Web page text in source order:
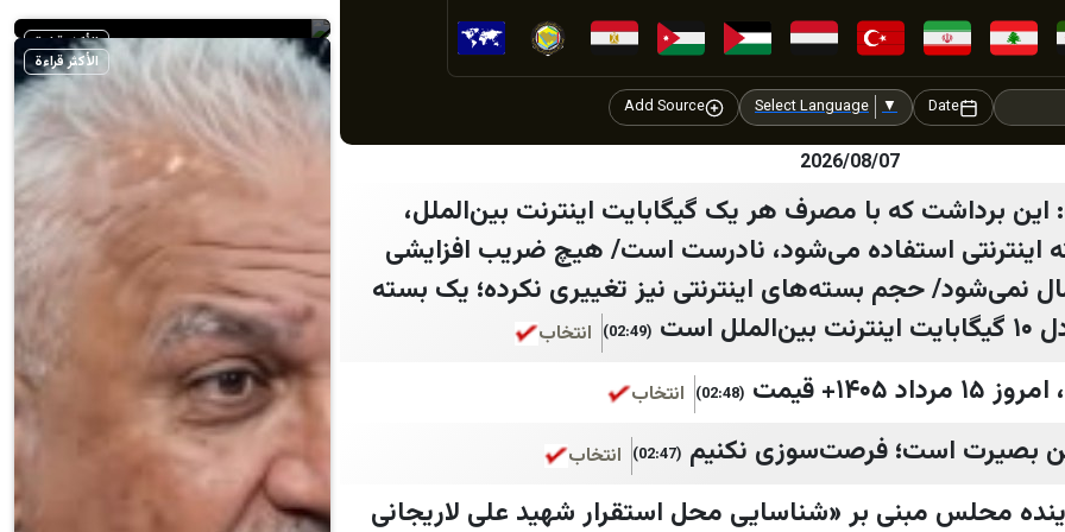
Date
Select Language ▼
Add Source
2026/08/07
برداشت که با مصرف هر یک گیگابایت اینترنت بین‌الملل،
اینترنتی استفاده می‌شود، نادرست است/ هیچ ضریب افزایشی
نمی‌شود/ حجم بسته‌های اینترنتی نیز تغییری نکرده؛ یک بسته
(02:49) انتخاب
قیمت (02:48) انتخاب
بصیرت است؛ فرصت‌سوزی نکنیم (02:47) انتخاب
محلس مبنی بر «شناسایی محل استقرار شهید علی لاریجانی
الأكثر قراءة
الأكثر قراءة